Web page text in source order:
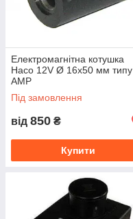
Електромагнітна котушка
Haco 12V Ø 16x50 мм типу
АМР
Під замовлення
від 850 ₴
Купити